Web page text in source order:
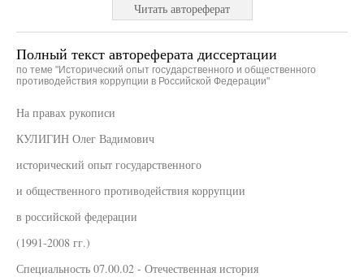
Читать автореферат
Полный текст автореферата диссертации
по теме "Исторический опыт государственного и общественного
противодействия коррупции в Российской Федерации"
На правах рукописи
КУЛИГИН Олег Вадимович
исторический опыт государственного
и общественного противодействия коррупции
в российской федерации
(1991-2008 гг.)
Специальность 07.00.02 - Отечественная история